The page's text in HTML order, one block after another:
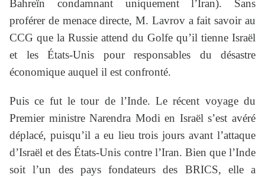
Bahreïn condamnant uniquement l’Iran). Sans
proférer de menace directe, M. Lavrov a fait savoir au
CCG que la Russie attend du Golfe qu’il tienne Israël
et les États-Unis pour responsables du désastre
économique auquel il est confronté.
Puis ce fut le tour de l’Inde. Le récent voyage du
Premier ministre Narendra Modi en Israël s’est avéré
déplacé, puisqu’il a eu lieu trois jours avant l’attaque
d’Israël et des États-Unis contre l’Iran. Bien que l’Inde
soit l’un des pays fondateurs des BRICS, elle a